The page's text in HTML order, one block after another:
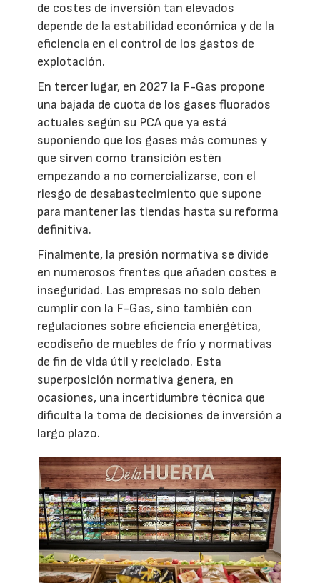
de costes de inversión tan elevados
depende de la estabilidad económica y de la
eficiencia en el control de los gastos de
explotación.
En tercer lugar, en 2027 la F-Gas propone
una bajada de cuota de los gases fluorados
actuales según su PCA que ya está
suponiendo que los gases más comunes y
que sirven como transición estén
empezando a no comercializarse, con el
riesgo de desabastecimiento que supone
para mantener las tiendas hasta su reforma
definitiva.
Finalmente, la presión normativa se divide
en numerosos frentes que añaden costes e
inseguridad. Las empresas no solo deben
cumplir con la F-Gas, sino también con
regulaciones sobre eficiencia energética,
ecodiseño de muebles de frío y normativas
de fin de vida útil y reciclado. Esta
superposición normativa genera, en
ocasiones, una incertidumbre técnica que
dificulta la toma de decisiones de inversión a
largo plazo.